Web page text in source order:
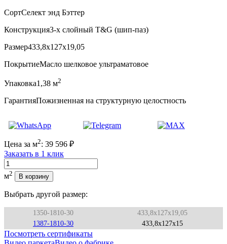
СортСелект энд Бэттер
Конструкция3-х слойный T&G (шип-паз)
Размер433,8x127x19,05
ПокрытиеМасло шелковое ультраматовое
Упаковка1,38 м2
ГарантияПожизненная на структурную целостность
Цена за м2: 39 596 ₽
Заказать в 1 клик
Количество
м2 В корзину
Выбрать другой размер:
1350-1810-30
433,8x127x19,05
1387-1810-30
433,8x127x15
Посмотреть сертификаты